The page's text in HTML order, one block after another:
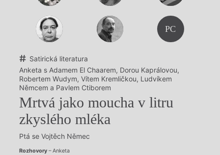
Reportáže
Rozhovory
Historie kolonialismu
Dokument
Výroční ceny
PC
Satirická literatura
Anketa s Adamem El Chaarem, Dorou Kaprálovou,
Robertem Wudym, Vítem Kremličkou, Ludvíkem
Němcem a Pavlem Ctiborem
Mrtvá jako moucha v litru
zkyslého mléka
Ptá se Vojtěch Němec
Rozhovory– Anketa